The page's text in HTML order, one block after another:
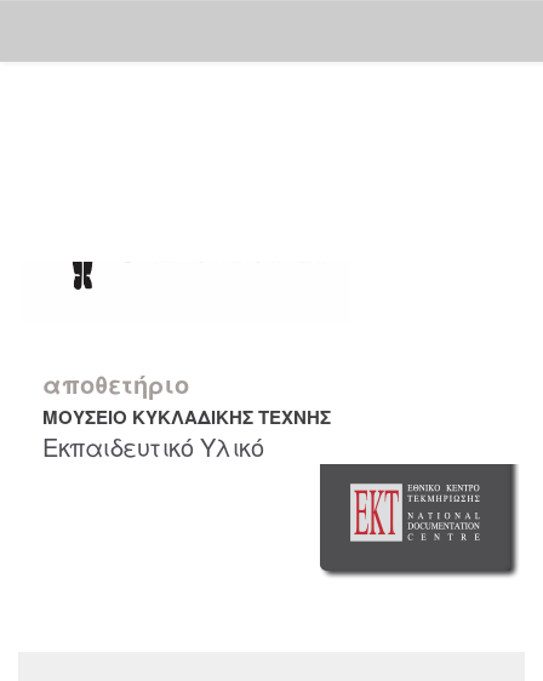
αποθετήριο
ΜΟΥΣΕΙΟ ΚΥΚΛΑΔΙΚΗΣ ΤΕΧΝΗΣ
Εκπαιδευτικό Υλικό